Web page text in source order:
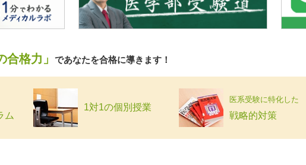
合格力」 であなたを合格に導きます！
ム
1対1の個別授業
医系受験に特化した
戦略的対策